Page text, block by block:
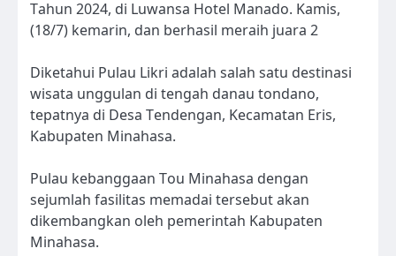
Tahun 2024, di Luwansa Hotel Manado. Kamis,
(18/7) kemarin, dan berhasil meraih juara 2
Diketahui Pulau Likri adalah salah satu destinasi
wisata unggulan di tengah danau tondano,
tepatnya di Desa Tendengan, Kecamatan Eris,
Kabupaten Minahasa.
Pulau kebanggaan Tou Minahasa dengan
sejumlah fasilitas memadai tersebut akan
dikembangkan oleh pemerintah Kabupaten
Minahasa.